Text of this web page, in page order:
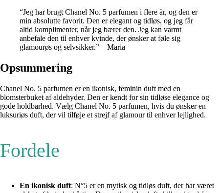
“Jeg har brugt Chanel No. 5 parfumen i flere år, og den er
min absolutte favorit. Den er elegant og tidløs, og jeg får
altid komplimenter, når jeg bærer den. Jeg kan varmt
anbefale den til enhver kvinde, der ønsker at føle sig
glamourøs og selvsikker.” – Maria
Opsummering
Chanel No. 5 parfumen er en ikonisk, feminin duft med en
blomsterbuket af aldehyder. Den er kendt for sin tidløse elegance og
gode holdbarhed. Vælg Chanel No. 5 parfumen, hvis du ønsker en
luksuriøs duft, der vil tilføje et strejf af glamour til enhver lejlighed.
Fordele
En ikonisk duft: N°5 er en mytisk og tidløs duft, der har været